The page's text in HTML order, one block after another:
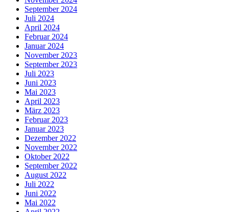
September 2024
Juli 2024
April 2024
Februar 2024
Januar 2024
November 2023
September 2023
Juli 2023
Juni 2023
Mai 2023
April 2023
März 2023
Februar 2023
Januar 2023
Dezember 2022
November 2022
Oktober 2022
September 2022
August 2022
Juli 2022
Juni 2022
Mai 2022